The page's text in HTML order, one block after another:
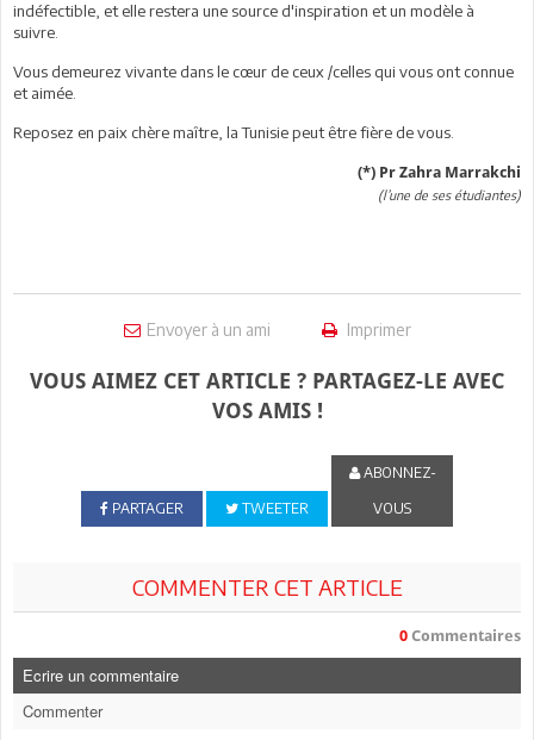
indéfectible, et elle restera une source d'inspiration et un modèle à
suivre.
Vous demeurez vivante dans le cœur de ceux /celles qui vous ont connue
et aimée.
Reposez en paix chère maître, la Tunisie peut être fière de vous.
(*) Pr Zahra Marrakchi
(l’une de ses étudiantes)
Envoyer à un ami Imprimer
VOUS AIMEZ CET ARTICLE ? PARTAGEZ-LE AVEC
VOS AMIS !
PARTAGER TWEETER
ABONNEZ-
VOUS
COMMENTER CET ARTICLE
0 Commentaires
Ecrire un commentaire
Commenter